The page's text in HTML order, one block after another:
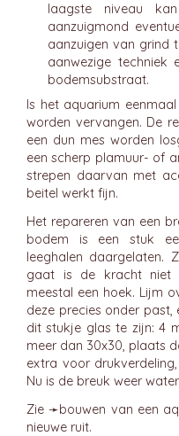
laagste niveau
aanzuigmond
aanzuigen van grind
aanwezige techniek
bodemsubstraat.
Is het aquarium
worden vervangen. De
een dun mes worden
een scherp plamuur- of
strepen daarvan met
beitel werkt fijn.
Het repareren van een
bodem is een stuk
leeghalen daargelaten.
gaat is de kracht niet
meestal een hoek. Lijm
deze precies onder
dit stukje glas te zijn: 4
meer dan 30x30, plaats
extra voor
Nu is de breuk weer
Zie ➛bouwen van een
nieuwe ruit.